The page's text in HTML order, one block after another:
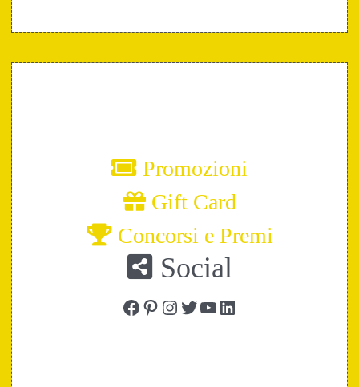
Promozioni
Gift Card
Concorsi e Premi
Social
Facebook
Pinterest
Instagram
Twitter
YouTube
LinkedIn